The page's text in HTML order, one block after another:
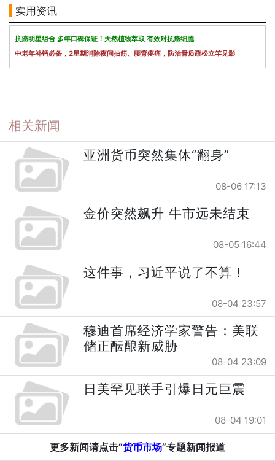
实用资讯
抗癌明星组合 多年口碑保证！天然植物萃取 有效对抗癌细胞
中老年补钙必备，2星期消除夜间抽筋、腰背疼痛，防治骨质疏松立竿见影
相关新闻
亚洲货币突然集体“翻身”
08-06 17:13
金价突然飙升 牛市远未结束
08-05 16:44
这件事，习近平说了不算！
08-04 23:57
穆迪首席经济学家警告：美联
储正酝酿新威胁
08-04 23:09
日美罕见联手引爆日元巨震
08-04 19:01
更多新闻请点击“货币市场”专题新闻报道